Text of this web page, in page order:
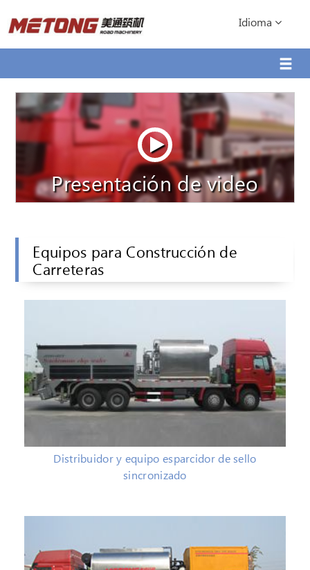
Idioma
Presentación de video
Equipos para Construcción de
Carreteras
Distribuidor y equipo esparcidor de sello
sincronizado